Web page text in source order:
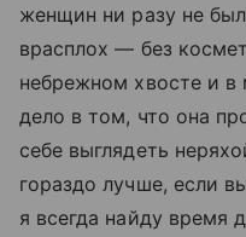
женщин ни разу не
врасплох — без
небрежном хвосте и
дело в том, что она
себе выглядеть
гораздо лучше, если
я всегда найду время